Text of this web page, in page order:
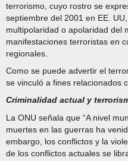
terrorismo, cuyo rostro se
septiembre del 2001 en EE.
multipolaridad o apolaridad del
manifestaciones terroristas en
regionales.
Como se puede advertir el
se vinculó a fines relacionados
Criminalidad actual y
La ONU señala que “A nivel
muertes en las guerras ha
embargo, los conflictos y la
de los conflictos actuales se